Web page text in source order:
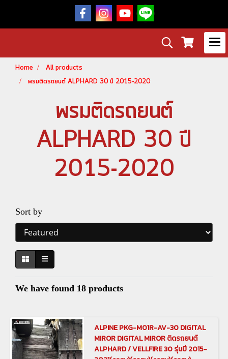
Home
All products
พรมติดรถยนต์ ALPHARD 30 ปี 2015-2020
พรมติดรถยนต์
ALPHARD 30 ปี
2015-2020
Sort by
We have found 18 products
ALPINE PKG-M01R-AV-30 DIGITAL
MIROR DIGITAL MIROR ติดรถยนต์
ALPHARD / VELLFIRE 30 รุ่นปี 2015-